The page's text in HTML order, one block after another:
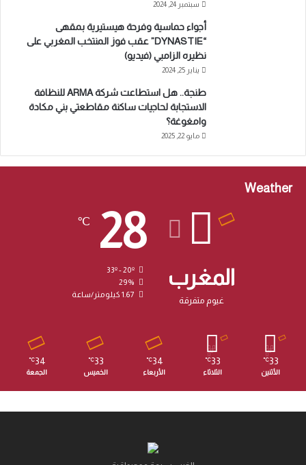
سبتمبر 24, 2024
أجواء حماسية وفرحة هيستيرية بمقهى
“DYNASTIE” عقب فوز المنتخب المغربي على
نظيره الزامبي (فيديو)
يناير 25, 2024
طنجة.. هل استطاعت شركة ARMA للنظافة
الاستجابة لحاجيات ساكنة مقاطعتي بني مكادة
وامغوغة؟
مايو 22, 2025
Weather
المغرب
غيوم متفرقة
28
℃
33º - 20º
29%
1.67 كيلومتر/ساعة
33
℃
الأثنين
33
℃
الثلاثاء
34
℃
الأربعاء
33
℃
الخميس
34
℃
الجمعة